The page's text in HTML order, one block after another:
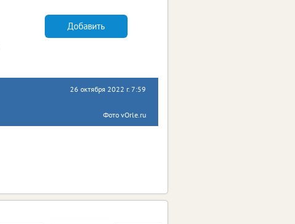
Добавить
26 октября 2022 г. 7:59
Фото vOrle.ru